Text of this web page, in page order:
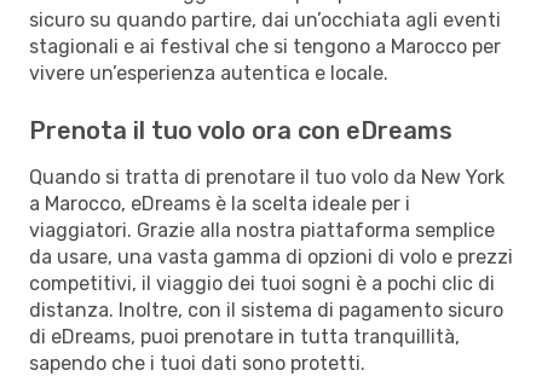
sicuro su quando partire, dai un’occhiata agli eventi
stagionali e ai festival che si tengono a Marocco per
vivere un’esperienza autentica e locale.
Prenota il tuo volo ora con eDreams
Quando si tratta di prenotare il tuo volo da New York
a Marocco, eDreams è la scelta ideale per i
viaggiatori. Grazie alla nostra piattaforma semplice
da usare, una vasta gamma di opzioni di volo e prezzi
competitivi, il viaggio dei tuoi sogni è a pochi clic di
distanza. Inoltre, con il sistema di pagamento sicuro
di eDreams, puoi prenotare in tutta tranquillità,
sapendo che i tuoi dati sono protetti.